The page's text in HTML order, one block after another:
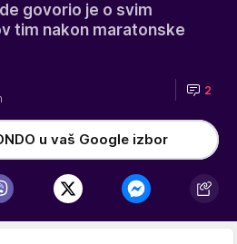
govorio je o svim
tim nakon maratonske
2
u vaš Google izbor